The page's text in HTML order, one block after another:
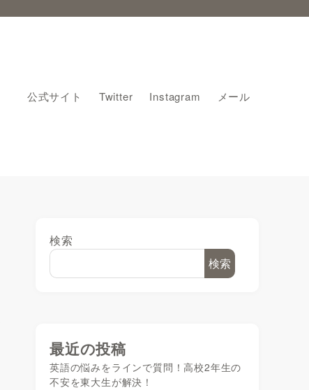
公式サイト Twitter Instagram メール
検索
検索
最近の投稿
英語の悩みをラインで質問！高校2年生の
不安を東大生が解決！